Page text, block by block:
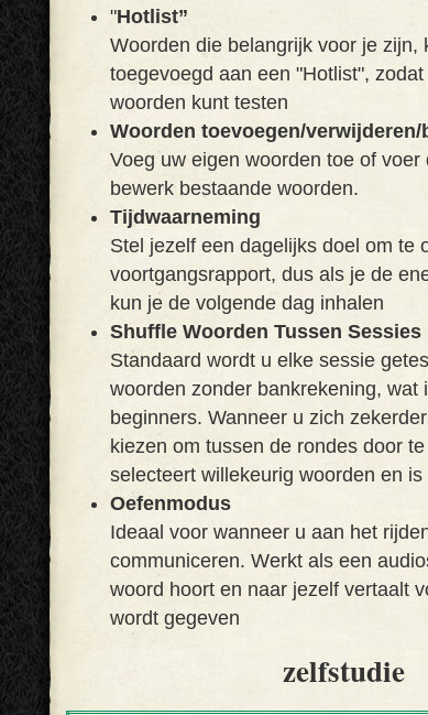
"Hotlist”
Woorden die belangrijk voor je zijn,
toegevoegd aan een "Hotlist",
woorden kunt testen
Woorden toevoegen/verwijderen/
Voeg uw eigen woorden toe of voer
bewerk bestaande woorden.
Tijdwaarneming
Stel jezelf een dagelijks doel om te
voortgangsrapport, dus als je de
kun je de volgende dag inhalen
Shuffle Woorden Tussen Sessies
Standaard wordt u elke sessie
woorden zonder bankrekening, wat
beginners. Wanneer u zich
kiezen om tussen de rondes door
selecteert willekeurig woorden en
Oefenmodus
Ideaal voor wanneer u aan het
communiceren. Werkt als een
woord hoort en naar jezelf vertaalt
wordt gegeven
zelfstudie